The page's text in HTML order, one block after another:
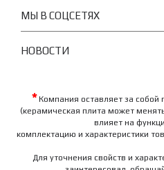
МЫ В СОЦСЕТЯХ
НОВОСТИ
* Компания оставляет за собой
(керамическая плита может
влияет на
комплектацию и характеристики
Для уточнения свойств и